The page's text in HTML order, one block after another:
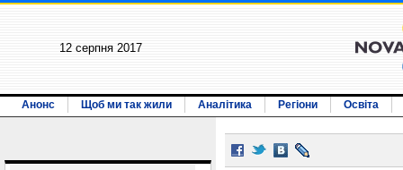
12 серпня 2017
Анонс Щоб ми так жили Аналітика Регіони Освіта